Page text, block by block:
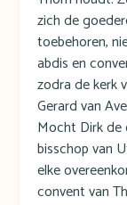
zich de
toebehoren,
abdis en
zodra de kerk
Gerard van
Mocht Dirk
bisschop van
elke
convent van